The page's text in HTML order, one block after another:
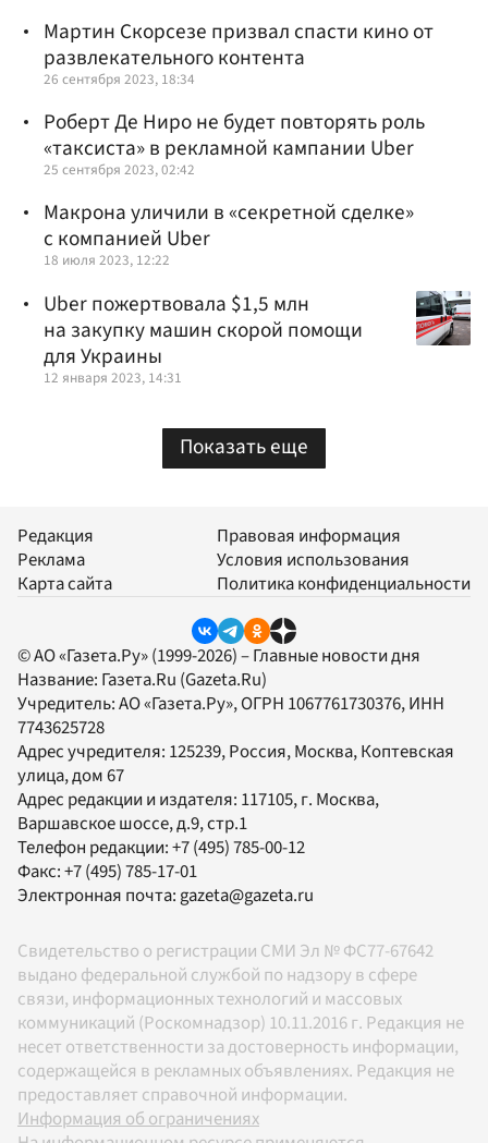
Мартин Скорсезе призвал спасти кино от
развлекательного контента
26 сентября 2023, 18:34
Роберт Де Ниро не будет повторять роль
«таксиста» в рекламной кампании Uber
25 сентября 2023, 02:42
Макрона уличили в «секретной сделке»
с компанией Uber
18 июля 2023, 12:22
Uber пожертвовала $1,5 млн
на закупку машин скорой помощи
для Украины
12 января 2023, 14:31
Показать еще
Редакция
Реклама
Карта сайта
Правовая информация
Условия использования
Политика конфиденциальности
© АО «Газета.Ру» (1999-2026) – Главные новости дня
Название: Газета.Ru (Gazeta.Ru)
Учредитель:АО «Газета.Ру», ОГРН 1067761730376, ИНН
7743625728
Адрес учредителя: 125239, Россия, Москва, Коптевская
улица, дом 67
Адрес редакции и издателя: 117105, г. Москва,
Варшавское шоссе, д.9, стр.1
Телефон редакции:+7 (495) 785-00-12
Факс:+7 (495) 785-17-01
Электронная почта:gazeta@gazeta.ru
Свидетельство о регистрации СМИ Эл № ФС77-67642
выдано федеральной службой по надзору в сфере
связи, информационных технологий и массовых
коммуникаций (Роскомнадзор) 10.11.2016 г. Редакция не
несет ответственности за достоверность информации,
содержащейся в рекламных объявлениях. Редакция не
предоставляет справочной информации.
Информация об ограничениях